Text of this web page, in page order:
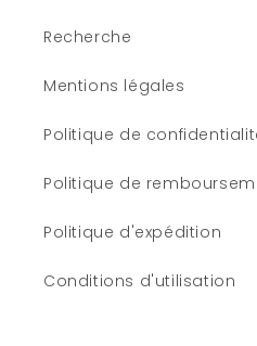
Recherche
Mentions légales
Politique de
Politique de
Politique d'expédition
Conditions d'utilisation